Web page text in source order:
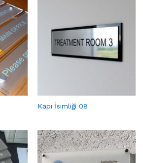
Kapı İsimliği 08